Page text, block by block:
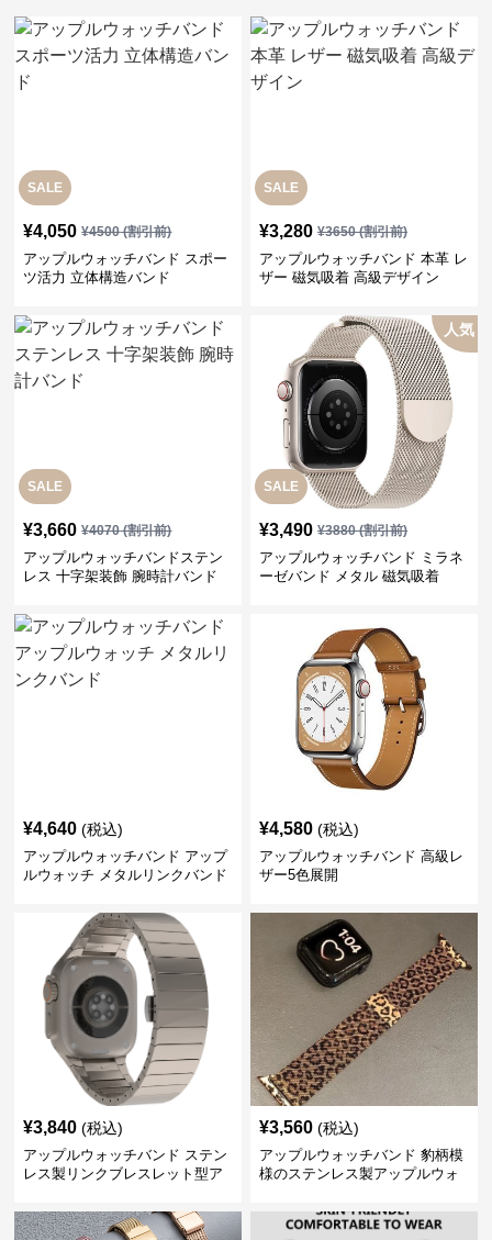
SALE
¥4,050 ¥4500(割引前)
アップルウォッチバンド スポー
ツ活力 立体構造バンド
SALE
¥3,280 ¥3650(割引前)
アップルウォッチバンド 本革 レ
ザー 磁気吸着 高級デザイン
SALE
¥3,660 ¥4070(割引前)
アップルウォッチバンドステン
レス 十字架装飾 腕時計バンド
SALE
人気
¥3,490 ¥3880(割引前)
アップルウォッチバンド ミラネ
ーゼバンド メタル 磁気吸着
¥4,640 (税込)
アップルウォッチバンド アップ
ルウォッチ メタルリンクバンド
¥4,580 (税込)
アップルウォッチバンド 高級レ
ザー5色展開
¥3,840 (税込)
アップルウォッチバンド ステン
レス製リンクブレスレット型ア
¥3,560 (税込)
アップルウォッチバンド 豹柄模
様のステンレス製アップルウォ